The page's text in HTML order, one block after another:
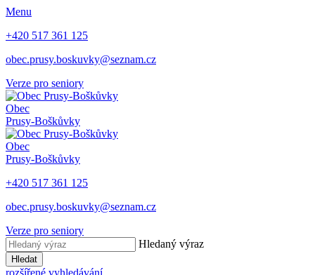
Menu
+420 517 361 125
obec.prusy.boskuvky@seznam.cz
Verze pro seniory
Obec
Prusy-Boškůvky
Obec
Prusy-Boškůvky
+420 517 361 125
obec.prusy.boskuvky@seznam.cz
Verze pro seniory
Hledaný výraz
Hledat
rozšířené vyhledávání